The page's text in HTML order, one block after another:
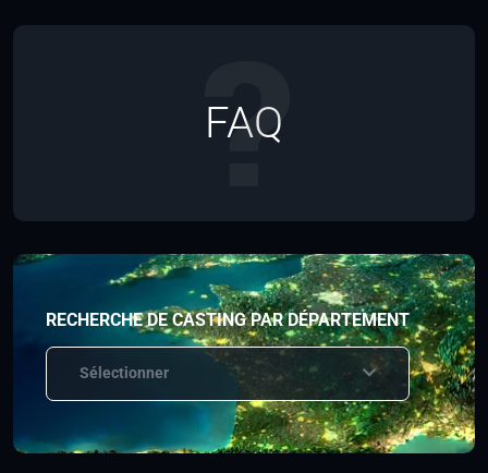
FAQ
RECHERCHE DE CASTING PAR DÉPARTEMENT
Sélectionner